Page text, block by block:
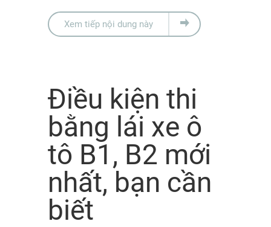
Xem tiếp nội dung này
Điều kiện thi
bằng lái xe ô
tô B1, B2 mới
nhất, bạn cần
biết